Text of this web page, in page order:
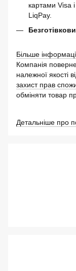
картами Visa
LiqPay.
Більше
Компанія
належної якості
захист прав
обміняти товар
Детальніше про